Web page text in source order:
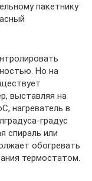
пакетнику
Но на
выставляя на
нагреватель в
градус
спираль или
обогревать
термостатом.